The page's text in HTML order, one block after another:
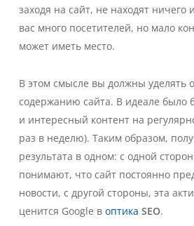
заходя на сайт, не находят ничего
вас много посетителей, но мало
может иметь место.
В этом смысле вы должны уделять
содержанию сайта. В идеале было
и интересный контент на
раз в неделю). Таким образом,
результата в одном: с одной
понимают, что сайт постоянно
новости, с другой стороны, эта
ценится Google в оптика SEO.